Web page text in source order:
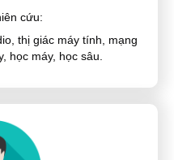
cứu:
thị giác máy tính, mạng
học máy, học sâu.